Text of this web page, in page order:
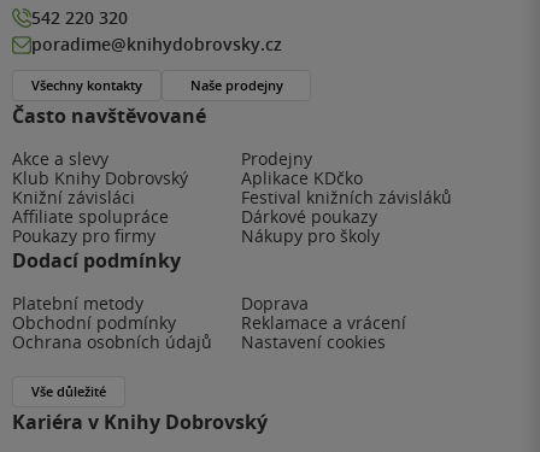
Často navštěvované
Akce a slevy
Prodejny
Klub Knihy Dobrovský
Aplikace KDčko
Knižní závisláci
Festival knižních závisláků
Affiliate spolupráce
Dárkové poukazy
Poukazy pro firmy
Nákupy pro školy
Dodací podmínky
Platební metody
Doprava
Obchodní podmínky
Reklamace a vrácení
Ochrana osobních údajů
Nastavení cookies
Vše důležité
Kariéra v Knihy Dobrovský
542 220 320
poradime@knihydobrovsky.cz
Všechny kontakty Naše prodejny